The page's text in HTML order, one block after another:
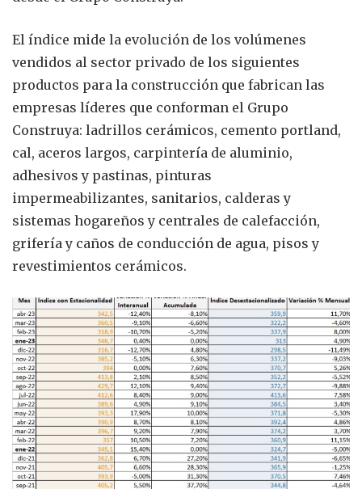
El índice mide la evolución de los volúmenes
vendidos al sector privado de los siguientes
productos para la construcción que fabrican las
empresas líderes que conforman el Grupo
Construya: ladrillos cerámicos, cemento portland,
cal, aceros largos, carpintería de aluminio,
adhesivos y pastinas, pinturas
impermeabilizantes, sanitarios, calderas y
sistemas hogareños y centrales de calefacción,
grifería y caños de conducción de agua, pisos y
revestimientos cerámicos.